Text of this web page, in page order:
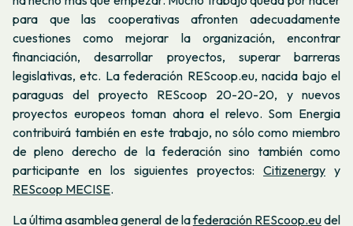
para que las cooperativas afronten adecuadamente
cuestiones como mejorar la organización, encontrar
financiación, desarrollar proyectos, superar barreras
legislativas, etc. La federación REScoop.eu, nacida bajo el
paraguas del proyecto REScoop 20-20-20, y nuevos
proyectos europeos toman ahora el relevo. Som Energia
contribuirá también en este trabajo, no sólo como miembro
de pleno derecho de la federación sino también como
participante en los siguientes proyectos: Citizenergy y
REScoop MECISE.
La última asamblea general de lafederación REScoop.eudel